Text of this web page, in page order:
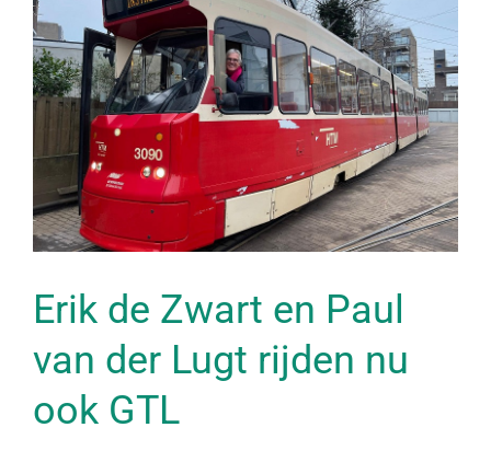
Erik de Zwart en Paul
van der Lugt rijden nu
ook GTL